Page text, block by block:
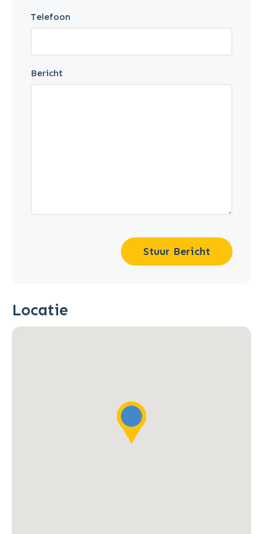
Telefoon
Bericht
Stuur Bericht
Locatie